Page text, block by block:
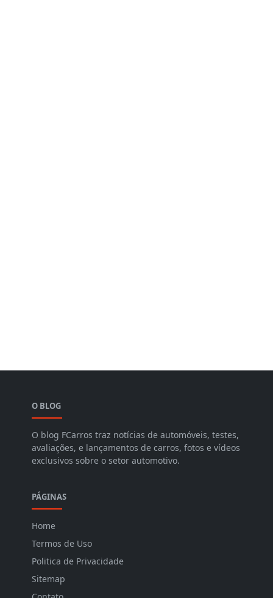
O BLOG
O blog FCarros traz notícias de automóveis, testes,
avaliações, e lançamentos de carros, fotos e vídeos
exclusivos sobre o setor automotivo.
PÁGINAS
Home
Termos de Uso
Politica de Privacidade
Sitemap